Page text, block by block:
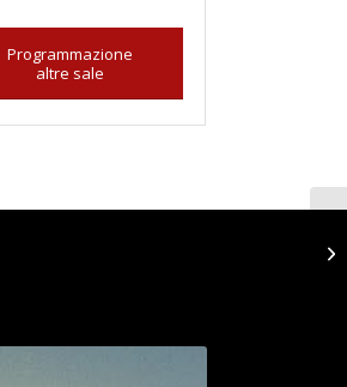
Programmazione
altre sale